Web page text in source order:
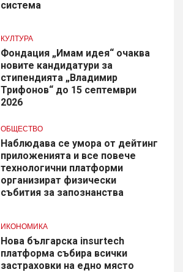
система
КУЛТУРА
Фондация „Имам идея“ очаква
новите кандидатури за
стипендията „Владимир
Трифонов“ до 15 септември
2026
ОБЩЕСТВО
Наблюдава се умора от дейтинг
приложенията и все повече
технологични платформи
организират физически
събития за запознанства
ИКОНОМИКА
Нова българска insurtech
платформа събира всички
застраховки на едно място